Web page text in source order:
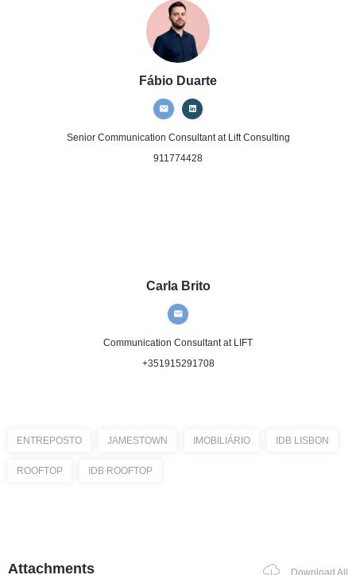
Fábio Duarte
Senior Communication Consultantat Lift Consulting
911774428
Carla Brito
Communication Consultantat LIFT
+351915291708
ENTREPOSTO JAMESTOWN IMOBILIÁRIO IDB LISBON
ROOFTOP IDB ROOFTOP
Attachments Download All